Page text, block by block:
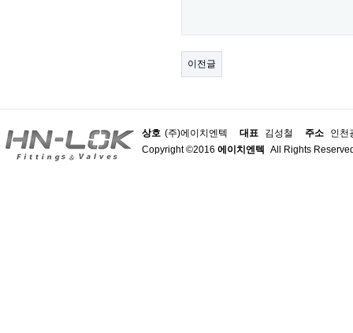
이전글
상호 (주)에이치엔텍 대표 김성철 주소
인천
Copyright ©2016 에이치엔텍 All Rights